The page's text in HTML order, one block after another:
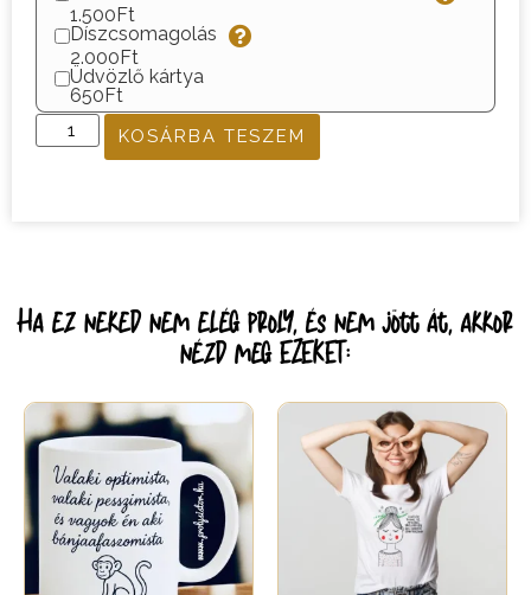
1.500Ft
Díszcsomagolás
2.000Ft
Üdvözlő kártya
650Ft
KOSÁRBA TESZEM
Ha ez neked nem elég proly, és nem jött át, akkor
nézd meg EZEKET: